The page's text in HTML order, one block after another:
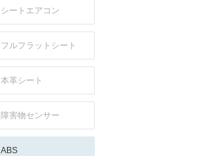
シートエアコン
フルフラットシート
本革シート
障害物センサー
ABS